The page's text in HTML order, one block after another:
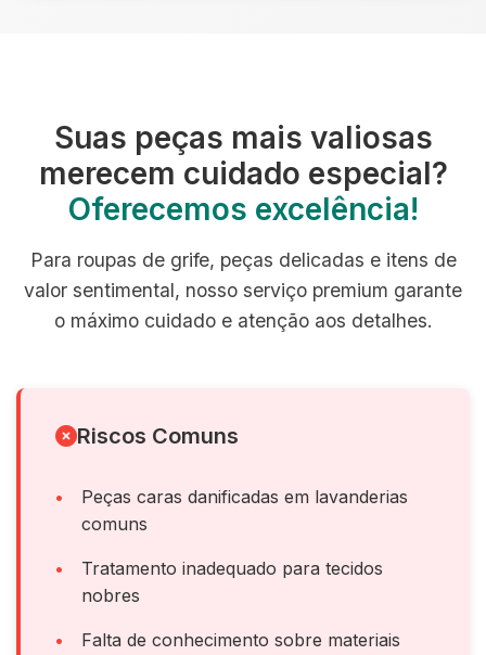
Suas peças mais valiosas
merecem cuidado especial?
Oferecemos excelência!
Para roupas de grife, peças delicadas e itens de
valor sentimental, nosso serviço premium garante
o máximo cuidado e atenção aos detalhes.
Riscos Comuns
Peças caras danificadas em lavanderias
comuns
Tratamento inadequado para tecidos
nobres
Falta de conhecimento sobre materiais